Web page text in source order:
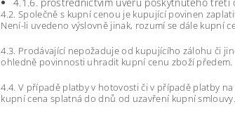
4.2. Společně s kupní cenou je kupující povinen
Není-li uvedeno výslovně jinak, rozumí se dále kupní
4.3. Prodávající nepožaduje od kupujícího zálohu či
ohledně povinnosti uhradit kupní cenu zboží předem.
4.4. V případě platby v hotovosti či v případě platby
kupní cena splatná do dnů od uzavření kupní smlouvy.